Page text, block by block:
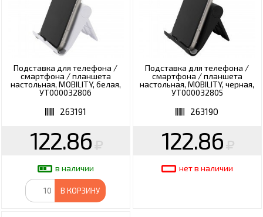
Подставка для телефона /
смартфона / планшета
настольная, MOBILITY, белая,
УТ000032806
263191
122.86
в наличии
В КОРЗИНУ
Подставка для телефона /
смартфона / планшета
настольная, MOBILITY, черная,
УТ000032805
263190
122.86
нет в наличии